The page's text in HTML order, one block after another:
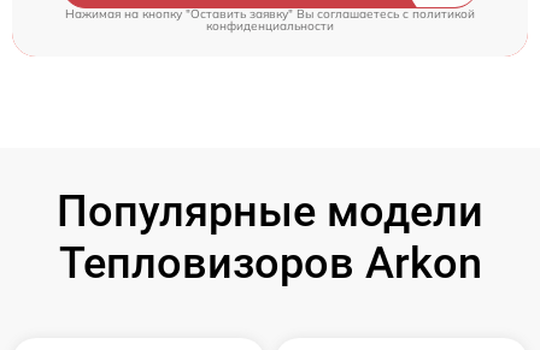
Нажимая на кнопку "Оставить заявку" Вы соглашаетесь c политикой
конфиденциальности
Популярные модели
Тепловизоров Arkon